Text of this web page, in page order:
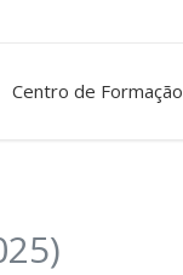
Centro de Formação